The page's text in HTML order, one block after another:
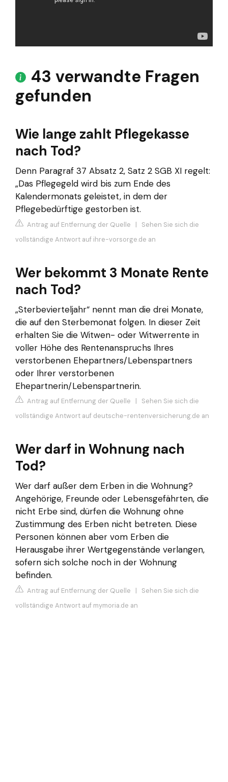
43 verwandte Fragen
gefunden
Wie lange zahlt Pflegekasse
nach Tod?
Denn Paragraf 37 Absatz 2, Satz 2 SGB XI regelt:
„Das Pflegegeld wird bis zum Ende des
Kalendermonats geleistet, in dem der
Pflegebedürftige gestorben ist.
Antrag auf Entfernung der Quelle | Sehen Sie sich die
vollständige Antwort auf ihre-vorsorge.de an
Wer bekommt 3 Monate Rente
nach Tod?
„Sterbevierteljahr“ nennt man die drei Monate,
die auf den Sterbemonat folgen. In dieser Zeit
erhalten Sie die Witwen- oder Witwerrente in
voller Höhe des Rentenanspruchs Ihres
verstorbenen Ehepartners/Lebenspartners
oder Ihrer verstorbenen
Ehepartnerin/Lebenspartnerin.
Antrag auf Entfernung der Quelle | Sehen Sie sich die
vollständige Antwort auf deutsche-rentenversicherung.de an
Wer darf in Wohnung nach
Tod?
Wer darf außer dem Erben in die Wohnung?
Angehörige, Freunde oder Lebensgefährten, die
nicht Erbe sind, dürfen die Wohnung ohne
Zustimmung des Erben nicht betreten. Diese
Personen können aber vom Erben die
Herausgabe ihrer Wertgegenstände verlangen,
sofern sich solche noch in der Wohnung
befinden.
Antrag auf Entfernung der Quelle | Sehen Sie sich die
vollständige Antwort auf mymoria.de an